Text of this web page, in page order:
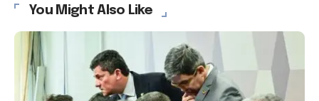
You Might Also Like